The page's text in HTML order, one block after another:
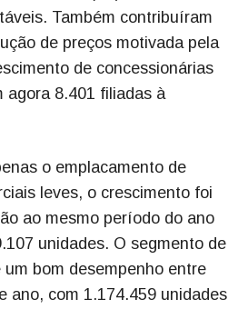
Também contribuíram
de preços motivada pela
de concessionárias
agora 8.401 filiadas à
o emplacamento de
leves, o crescimento foi
ao mesmo período do ano
unidades. O segmento de
bom desempenho entre
ano, com 1.174.459 unidades